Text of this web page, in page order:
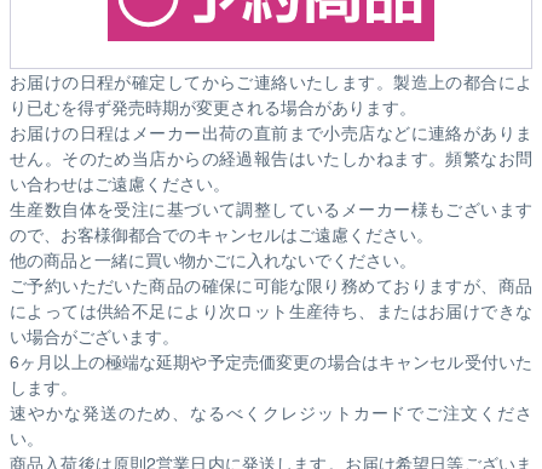
お届けの日程が確定してからご連絡いたします。製造上の都合によ
り已むを得ず発売時期が変更される場合があります。
お届けの日程はメーカー出荷の直前まで小売店などに連絡がありま
せん。そのため当店からの経過報告はいたしかねます。頻繁なお問
い合わせはご遠慮ください。
生産数自体を受注に基づいて調整しているメーカー様もございます
ので、お客様御都合でのキャンセルはご遠慮ください。
他の商品と一緒に買い物かごに入れないでください。
ご予約いただいた商品の確保に可能な限り務めておりますが、商品
によっては供給不足により次ロット生産待ち、またはお届けできな
い場合がございます。
6ヶ月以上の極端な延期や予定売価変更の場合はキャンセル受付いた
します。
速やかな発送のため、なるべくクレジットカードでご注文くださ
い。
商品入荷後は原則2営業日内に発送します。お届け希望日等ございま